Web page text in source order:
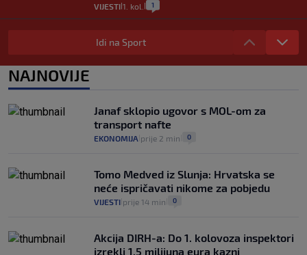
VIJESTI 1. kol. 1
Provjerili smo "što ćemo onda" ako
Plenković na 15 dana ukine mjere: "Ne bi
se dogodilo ništa. Vlada se zaljubila u te
intervencije"
Analitičar o Mostu: Oni su u yin-yang
poziciji i imaju drugog najpoznatijeg
bravara u povijesti Hrvatske
30. srp.
Idi na Sport
NAJNOVIJE
Janaf sklopio ugovor s MOL-om za
transport nafte
EKONOMIJA prije 2 min 0
Tomo Medved iz Slunja: Hrvatska se
neće ispričavati nikome za pobjedu
VIJESTI prije 14 min 0
Akcija DIRH-a: Do 1. kolovoza inspektori
izrekli 1,5 milijuna eura kazni